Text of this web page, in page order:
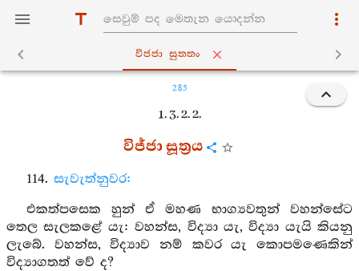
විජ‍්ජා සුත‍්තං
285
1. 3. 2. 2.
විජ්ජා සූත්‍රය
114. සැවැත්නුවර:
එකත්පසෙක හුන් ඒ මහණ භාග්‍යවතුන් වහන්සේට
තෙල සැලකළේ යැ: වහන්ස, විද්‍යා යැ, විද්‍යා යැයි කියනු
ලැබේ. වහන්ස, විද්‍යාව නම් කවර යැ කොපමණෙකින්
විද්‍යාගතත් වේ ද?